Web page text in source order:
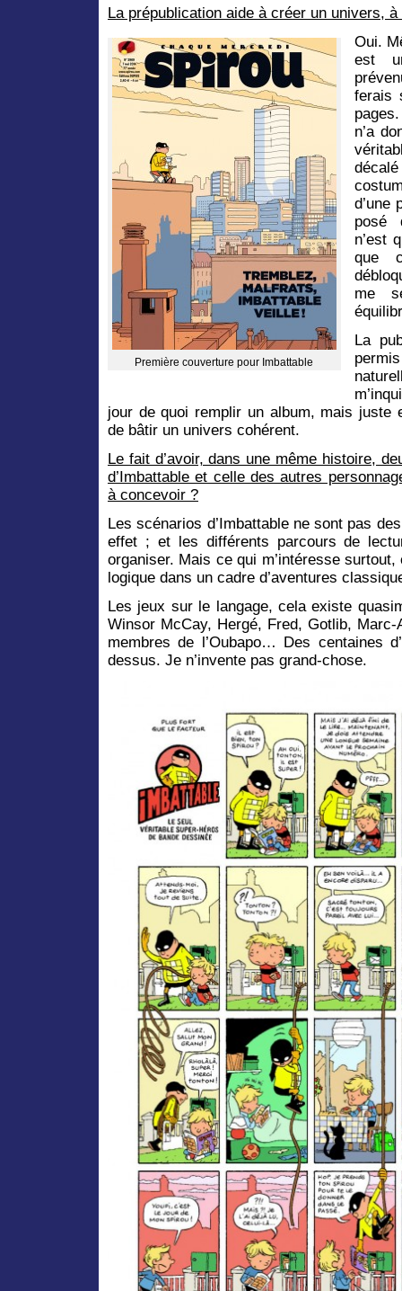
La prépublication aide à créer un univers,
Première couverture pour Imbattable
Oui.
est
ferais
n’a
d’une
posé
n’est
que
me
La
jour de quoi remplir un album, mais juste
de bâtir un univers cohérent.
Le fait d’avoir, dans une même histoire,
d’Imbattable et celle des autres
à concevoir ?
Les scénarios d’Imbattable ne sont pas
effet ; et les différents parcours de
organiser. Mais ce qui m’intéresse surtout,
logique dans un cadre d’aventures
Les jeux sur le langage, cela existe
Winsor McCay, Hergé, Fred, Gotlib,
membres de l’Oubapo… Des centaines
dessus. Je n’invente pas grand-chose.